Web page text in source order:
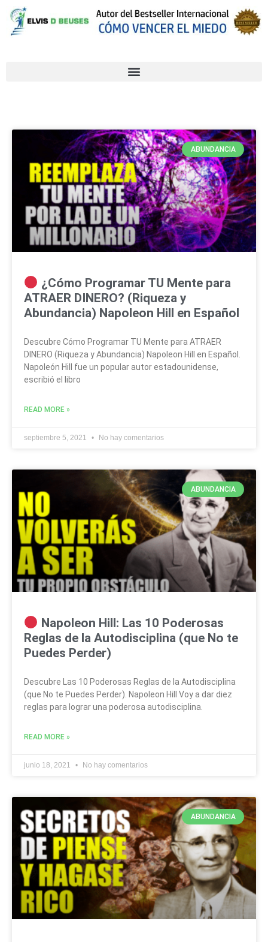
ABUNDANCIA
¿Cómo Programar TU Mente para
ATRAER DINERO? (Riqueza y
Abundancia) Napoleon Hill en Español
Descubre Cómo Programar TU Mente para ATRAER
DINERO (Riqueza y Abundancia) Napoleon Hill en Español.
Napoleón Hill fue un popular autor estadounidense,
escribió el libro
READ MORE »
septiembre 5, 2021 No hay comentarios
ABUNDANCIA
Napoleon Hill: Las 10 Poderosas
Reglas de la Autodisciplina (que No te
Puedes Perder)
Descubre Las 10 Poderosas Reglas de la Autodisciplina
(que No te Puedes Perder). Napoleon Hill Voy a dar diez
reglas para lograr una poderosa autodisciplina.
READ MORE »
junio 18, 2021 No hay comentarios
ABUNDANCIA